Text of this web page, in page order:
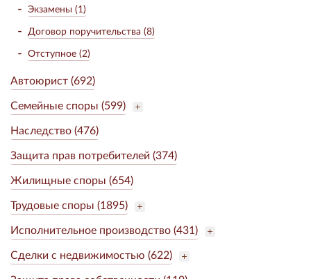
Экзамены (1)
Договор поручительства (8)
Отступное (2)
Автоюрист (692)
Семейные споры (599)
Наследство (476)
Защита прав потребителей (374)
Жилищные споры (654)
Трудовые споры (1895)
Исполнительное производство (431)
Сделки с недвижимостью (622)